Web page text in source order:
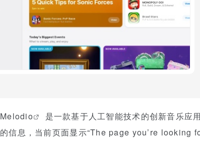
Melodio
是一款基于人工智能技术的创新音乐应
的信息，当前页面显示“The page you’re looking